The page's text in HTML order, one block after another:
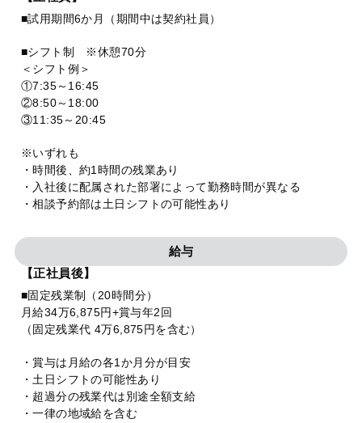
■試用期間6か月（期間中は契約社員）
■シフト制 ※休憩70分
＜シフト例＞
①7:35～16:45
②8:50～18:00
③11:35～20:45
※いずれも
・時間後、約1時間の残業あり
・入社後に配属された部署によって勤務時間が異なる
・相談予約部は土日シフトの可能性あり
給与
【正社員後】
■固定残業制（20時間分）
月給34万6,875円+賞与年2回
（固定残業代 4万6,875円を含む）
・賞与は月給の各1か月分が目安
・土日シフトの可能性あり
・超過分の残業代は別途全額支給
・一律の地域給を含む